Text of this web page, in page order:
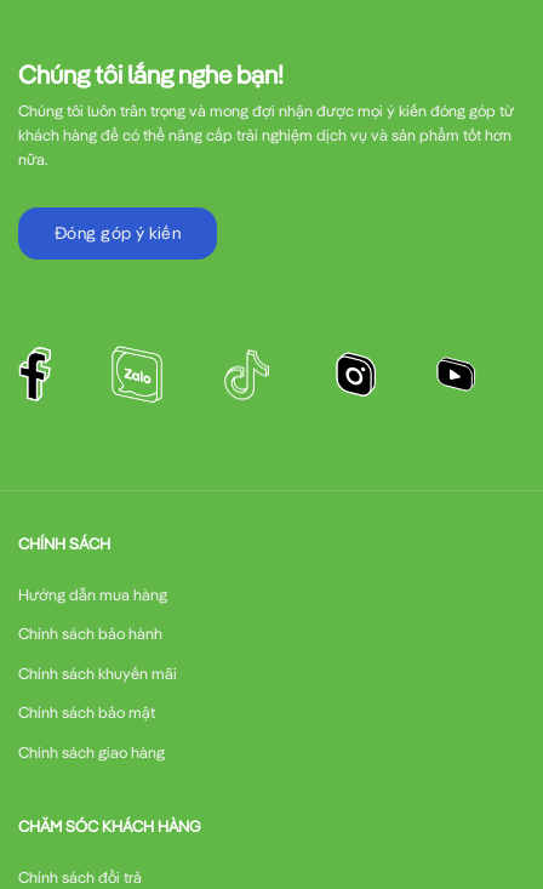
Chúng tôi lắng nghe bạn!
Chúng tôi luôn trân trọng và mong đợi nhận được mọi ý kiến đóng góp từ
khách hàng để có thể nâng cấp trải nghiệm dịch vụ và sản phẩm tốt hơn
nữa.
Đóng góp ý kiến
CHÍNH SÁCH
Hướng dẫn mua hàng
Chính sách bảo hành
Chính sách khuyến mãi
Chính sách bảo mật
Chính sách giao hàng
CHĂM SÓC KHÁCH HÀNG
Chính sách đổi trả